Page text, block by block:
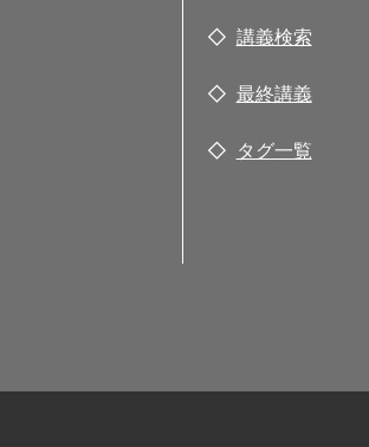
講義検索
最終講義
タグ一覧